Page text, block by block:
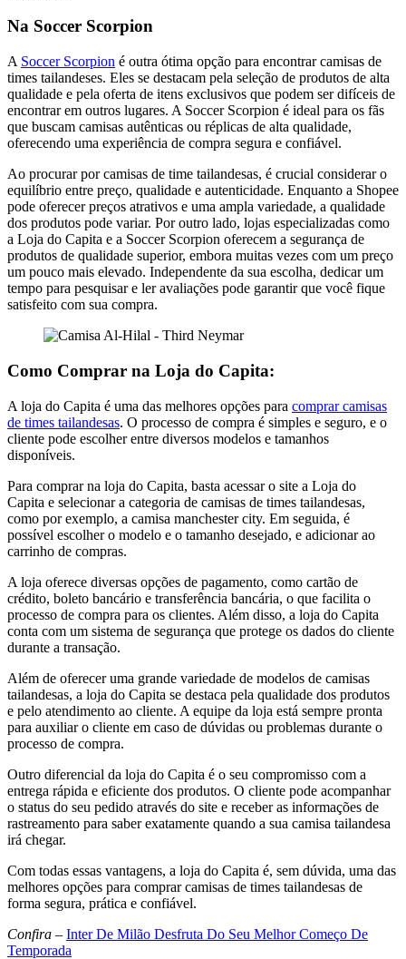
Na Soccer Scorpion
A Soccer Scorpion é outra ótima opção para encontrar camisas de
times tailandeses. Eles se destacam pela seleção de produtos de alta
qualidade e pela oferta de itens exclusivos que podem ser difíceis de
encontrar em outros lugares. A Soccer Scorpion é ideal para os fãs
que buscam camisas autênticas ou réplicas de alta qualidade,
oferecendo uma experiência de compra segura e confiável.
Ao procurar por camisas de time tailandesas, é crucial considerar o
equilíbrio entre preço, qualidade e autenticidade. Enquanto a Shopee
pode oferecer preços atrativos e uma ampla variedade, a qualidade
dos produtos pode variar. Por outro lado, lojas especializadas como
a Loja do Capita e a Soccer Scorpion oferecem a segurança de
produtos de qualidade superior, embora muitas vezes com um preço
um pouco mais elevado. Independente da sua escolha, dedicar um
tempo para pesquisar e ler avaliações pode garantir que você fique
satisfeito com sua compra.
Como Comprar na Loja do Capita:
A loja do Capita é uma das melhores opções para comprar camisas
de times tailandesas. O processo de compra é simples e seguro, e o
cliente pode escolher entre diversos modelos e tamanhos
disponíveis.
Para comprar na loja do Capita, basta acessar o site a Loja do
Capita e selecionar a categoria de camisas de times tailandesas,
como por exemplo, a camisa manchester city. Em seguida, é
possível escolher o modelo e o tamanho desejado, e adicionar ao
carrinho de compras.
A loja oferece diversas opções de pagamento, como cartão de
crédito, boleto bancário e transferência bancária, o que facilita o
processo de compra para os clientes. Além disso, a loja do Capita
conta com um sistema de segurança que protege os dados do cliente
durante a transação.
Além de oferecer uma grande variedade de modelos de camisas
tailandesas, a loja do Capita se destaca pela qualidade dos produtos
e pelo atendimento ao cliente. A equipe da loja está sempre pronta
para auxiliar o cliente em caso de dúvidas ou problemas durante o
processo de compra.
Outro diferencial da loja do Capita é o seu compromisso com a
entrega rápida e eficiente dos produtos. O cliente pode acompanhar
o status do seu pedido através do site e receber as informações de
rastreamento para saber exatamente quando a sua camisa tailandesa
irá chegar.
Com todas essas vantagens, a loja do Capita é, sem dúvida, uma das
melhores opções para comprar camisas de times tailandesas de
forma segura, prática e confiável.
Confira – Inter De Milão Desfruta Do Seu Melhor Começo De
Temporada